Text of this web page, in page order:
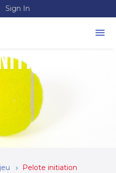
Sign In
Pelote initiation